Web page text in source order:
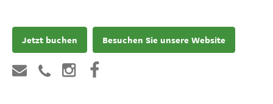
Jetzt buchen Besuchen Sie unsere Website